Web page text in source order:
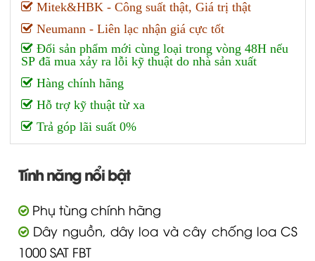
Mitek&HBK - Công suất thật, Giá trị thật
Neumann - Liên lạc nhận giá cực tốt
Đổi sản phẩm mới cùng loại trong vòng 48H nếu
SP đã mua xảy ra lỗi kỹ thuật do nhà sản xuất
Hàng chính hãng
Hỗ trợ kỹ thuật từ xa
Trả góp lãi suất 0%
Tính năng nổi bật
Phụ tùng chính hãng
Dây nguồn, dây loa và cây chống loa CS
1000 SAT FBT